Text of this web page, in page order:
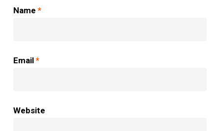
Name *
Email *
Website